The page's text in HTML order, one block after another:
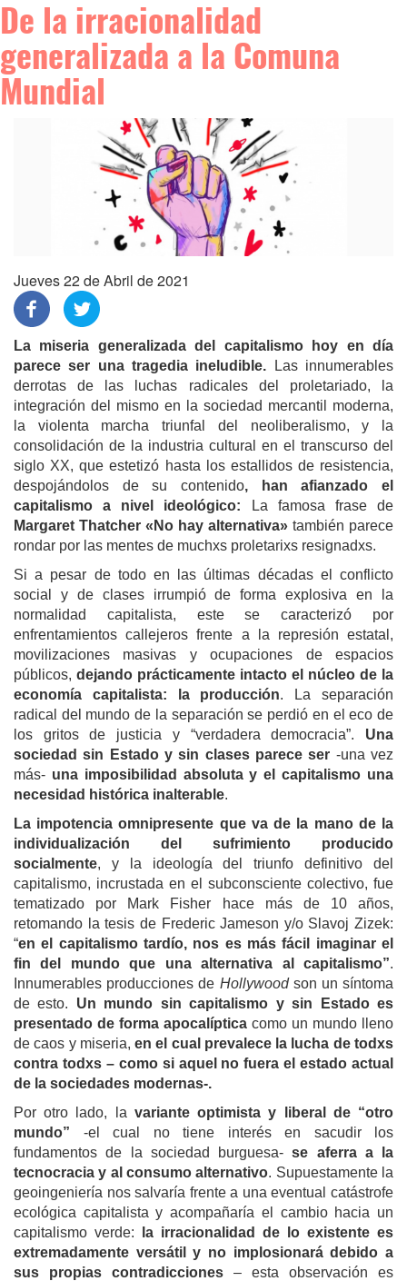
De la irracionalidad
generalizada a la Comuna
Mundial
Jueves 22 de Abril de 2021
La miseria generalizada del capitalismo hoy en día
parece ser una tragedia ineludible. Las innumerables
derrotas de las luchas radicales del proletariado, la
integración del mismo en la sociedad mercantil moderna,
la violenta marcha triunfal del neoliberalismo, y la
consolidación de la industria cultural en el transcurso del
siglo XX, que estetizó hasta los estallidos de resistencia,
despojándolos de su contenido, han afianzado el
capitalismo a nivel ideológico: La famosa frase de
Margaret Thatcher «No hay alternativa» también parece
rondar por las mentes de muchxs proletarixs resignadxs.
Si a pesar de todo en las últimas décadas el conflicto
social y de clases irrumpió de forma explosiva en la
normalidad capitalista, este se caracterizó por
enfrentamientos callejeros frente a la represión estatal,
movilizaciones masivas y ocupaciones de espacios
públicos, dejando prácticamente intacto el núcleo de la
economía capitalista: la producción. La separación
radical del mundo de la separación se perdió en el eco de
los gritos de justicia y “verdadera democracia”. Una
sociedad sin Estado y sin clases parece ser -una vez
más- una imposibilidad absoluta y el capitalismo una
necesidad histórica inalterable.
La impotencia omnipresente que va de la mano de la
individualización del sufrimiento producido
socialmente, y la ideología del triunfo definitivo del
capitalismo, incrustada en el subconsciente colectivo, fue
tematizado por Mark Fisher hace más de 10 años,
retomando la tesis de Frederic Jameson y/o Slavoj Zizek:
“en el capitalismo tardío, nos es más fácil imaginar el
fin del mundo que una alternativa al capitalismo”.
Innumerables producciones de Hollywoodson un síntoma
de esto. Un mundo sin capitalismo y sin Estado es
presentado de forma apocalíptica como un mundo lleno
de caos y miseria, en el cual prevalece la lucha de todxs
contra todxs– como si aquel no fuera el estado actual
de la sociedades modernas-.
Por otro lado, la variante optimista y liberal de “otro
mundo” -el cual no tiene interés en sacudir los
fundamentos de la sociedad burguesa-se aferra a la
tecnocracia y al consumo alternativo. Supuestamente la
geoingeniería nos salvaría frente a una eventual catástrofe
ecológica capitalista y acompañaría el cambio hacia un
capitalismo verde: la irracionalidad de lo existente es
extremadamente versátil y no implosionará debido a
sus propias contradicciones – esta observación es